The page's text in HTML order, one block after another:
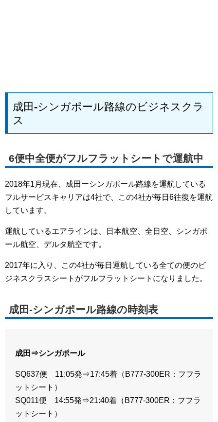
成田-シンガポール路線のビジネスクラ
ス
6便中全便がフルフラットシートで運航中
2018年1月現在、成田ーシンガポール路線を運航している
フルサービスキャリアは4社で、この4社が毎日6往復を運航
しています。
運航しているエアラインは、日本航空、全日空、シンガポ
ール航空、デルタ航空です。
2017年に入り、この4社が毎日運航している全ての便のビ
ジネスクラスシートがフルフラットシートになりました。
成田-シンガポール路線の時刻表
成田⇒シンガポール
SQ637便 11:05発⇒17:45着（B777-300ER：フフラ
ットシート）
SQ011便 14:55発⇒21:40着（B777-300ER：フフラ
ットシート）